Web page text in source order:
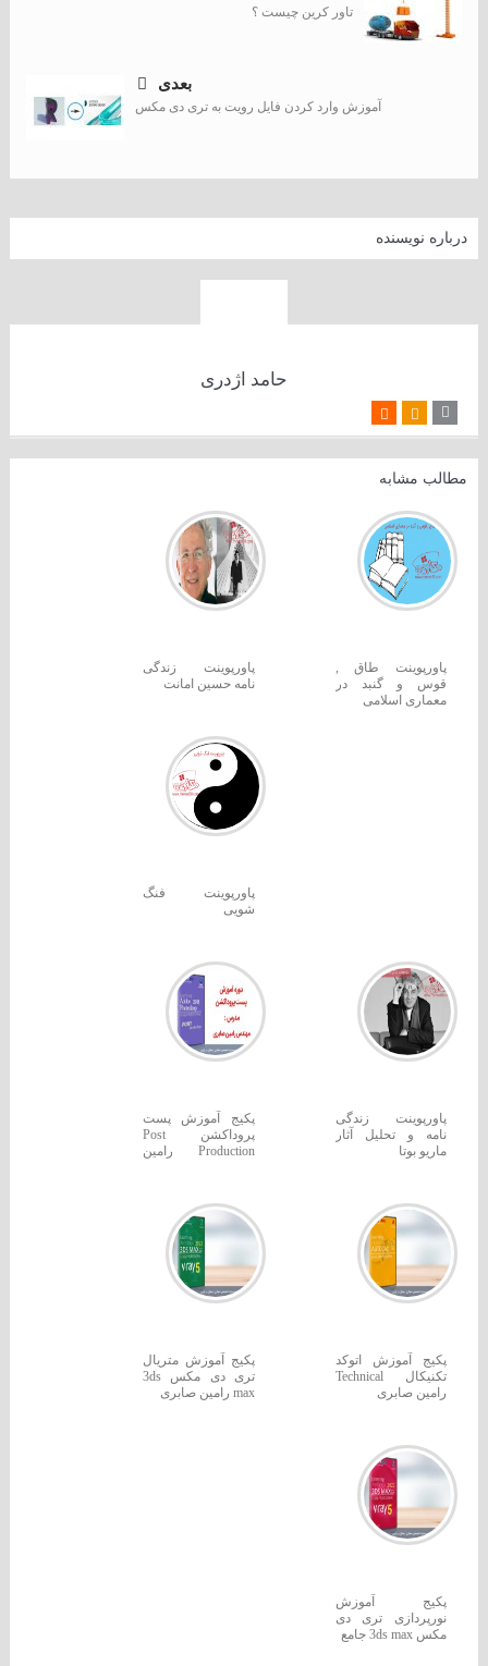
تاور کرین چیست ؟
بعدی
آموزش وارد کردن فایل رویت به تری دی مکس
درباره نویسنده
حامد اژدری
مطالب مشابه
پاورپوینت طاق ,
قوس و گنبد در
معماری اسلامی
پاورپوینت زندگی
نامه حسین امانت
پاورپوینت فنگ
شویی
پاورپوینت زندگی
نامه و تحلیل آثار
ماریو بوتا
پکیج آموزش پست
پروداکشن Post
Production رامین
پکیج آموزش اتوکد
تکنیکال Technical
رامین صابری
پکیج آموزش متریال
تری دی مکس 3ds
max رامین صابری
پکیج آموزش
نورپردازی تری دی
مکس 3ds max جامع